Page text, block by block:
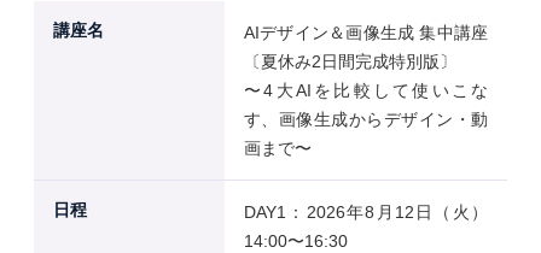
講座名
AIデザイン＆画像生成 集中講座
〔夏休み2日間完成特別版〕
〜4大AIを比較して使いこな
す、画像生成からデザイン・動
画まで〜
日程
DAY1：2026年8月12日（火）
14:00〜16:30